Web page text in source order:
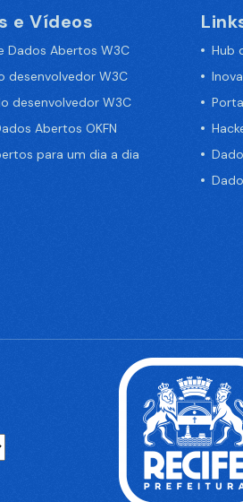
e Vídeos
Dados Abertos W3C
desenvolvedor W3C
desenvolvedor W3C
Abertos OKFN
para um dia a dia
Hub